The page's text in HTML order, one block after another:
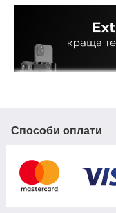
Способи оплати